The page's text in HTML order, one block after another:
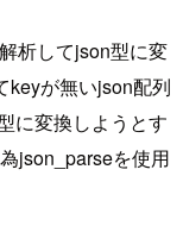
析してjson型に変
keyが無いjson配列
に変換しようとす
json_parseを使用